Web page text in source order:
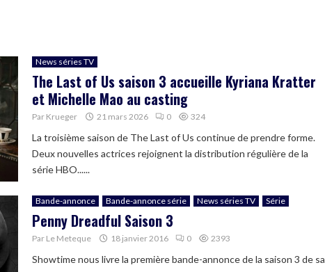
News séries TV
The Last of Us saison 3 accueille Kyriana Kratter
et Michelle Mao au casting
Par Krueger 21 mars 2026 0 324
La troisième saison de The Last of Us continue de prendre forme.
Deux nouvelles actrices rejoignent la distribution régulière de la
série HBO......
Bande-annonce Bande-annonce série News séries TV Série
Penny Dreadful Saison 3
Par Le Meteque 18 janvier 2016 0 2393
Showtime nous livre la première bande-annonce de la saison 3 de sa